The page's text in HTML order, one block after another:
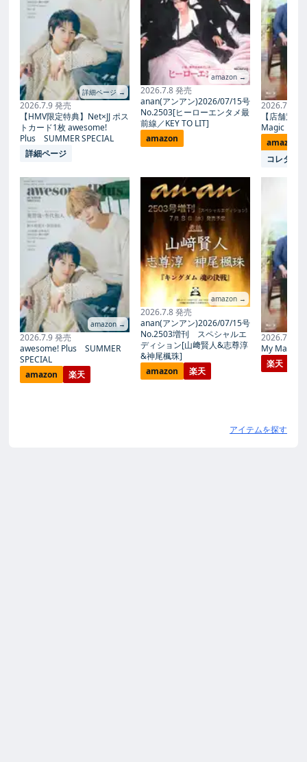
詳細ページ →
2026.7.9 発売
【HMV限定特典】Net×JJ ポス
トカード1枚 awesome!
Plus SUMMER SPECIAL
詳細ページ
amazon →
2026.7.9 発売
awesome! Plus SUMMER
SPECIAL
amazon
楽天
amazon →
2026.7.8 発売
anan(アンアン)2026/07/15号
No.2503[ヒーローエンタメ最
前線／KEY TO LIT]
amazon
amazon →
2026.7.8 発売
anan(アンアン)2026/07/15号
No.2503増刊 スペシャルエ
ディション[山﨑賢人&志尊淳
&神尾楓珠]
amazon
楽天
2026.7.27
【店舗別
Magic
amazon
コレタメ
2026.7.27
My Magic
楽天
アイテムを探す